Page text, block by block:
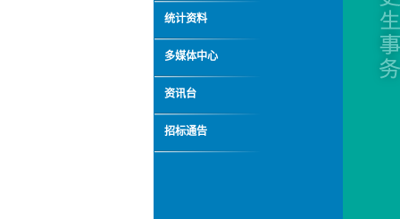
统计资料
多媒体中心
资讯台
招标通告